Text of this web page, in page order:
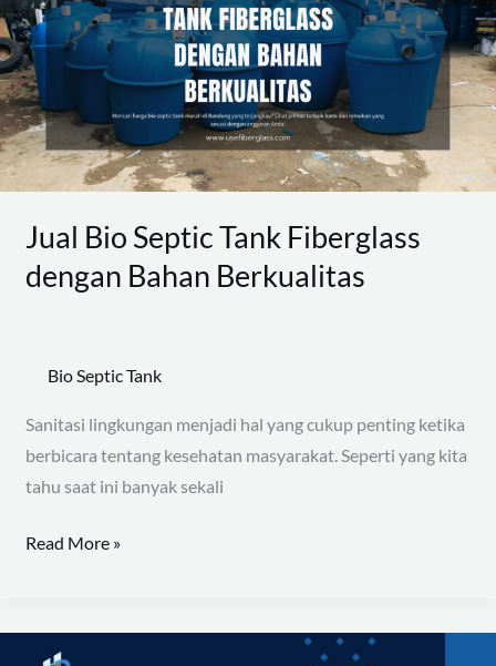
Jual Bio Septic Tank Fiberglass
dengan Bahan Berkualitas
Bio Septic Tank
Sanitasi lingkungan menjadi hal yang cukup penting ketika
berbicara tentang kesehatan masyarakat. Seperti yang kita
tahu saat ini banyak sekali
Tank
Fiberglass
dengan
Bahan
Berkualitas
Read More »